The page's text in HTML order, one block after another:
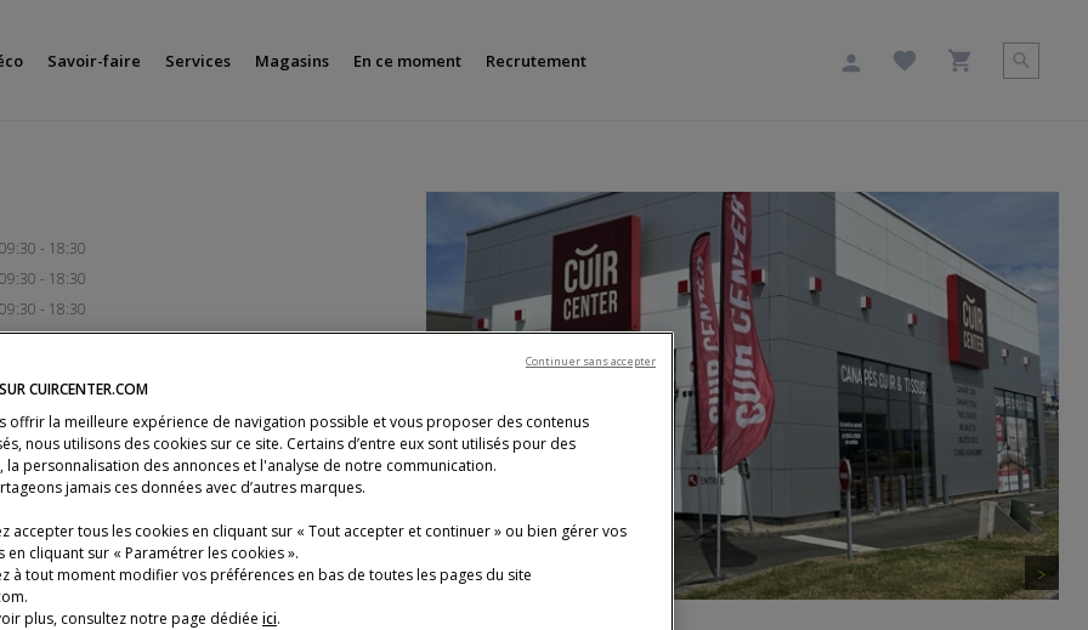
Savoir-faire Services Magasins En ce moment Recrutement
09:30 - 18:30
09:30 - 18:30
09:30 - 18:30
09:30 - 18:30
09:30 - 18:30
Fermé
CUIRCENTER.COM
offrir la meilleure expérience de navigation possible et vous proposer des contenus
nous utilisons des cookies sur ce site. Certains d’entre eux sont utilisés pour des
la personnalisation des annonces et l'analyse de notre communication.
jamais ces données avec d’autres marques.
accepter tous les cookies en cliquant sur « Tout accepter et continuer » ou bien gérer vos
en cliquant sur « Paramétrer les cookies ».
à tout moment modifier vos préférences en bas de toutes les pages du site
plus, consultez notre page dédiée ici.
Continuer sans accepter